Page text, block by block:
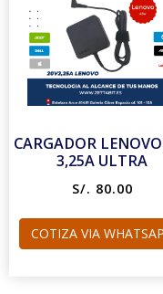
CARGADOR
3,25A ULTRA
S/. 80.00
COTIZA VIA